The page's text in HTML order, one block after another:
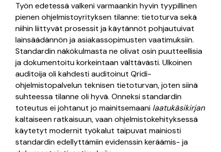
Työn edetessä valkeni varmaankin hyvin tyypillinen
pienen ohjelmistoyrityksen tilanne: tietoturva sekä
niihin liittyvät prosessit ja käytännöt pohjautuivat
lainsäädännön ja asiakassopimusten vaatimuksiin.
Standardin näkökulmasta ne olivat osin puutteellisia
ja dokumentoitu korkeintaan välttävästi. Ulkoinen
auditoija oli kahdesti auditoinut Qridi-
ohjelmistopalvelun teknisen tietoturvan, joten siinä
suhteessa tilanne oli hyvä. Onneksi standardin
toteutus ei johtanut jo mainitsemaani laatukäsikirjan
kaltaiseen ratkaisuun, vaan ohjelmistokehityksessä
käytetyt modernit työkalut taipuvat mainiosti
standardin edellyttämiin evidenssin keräämis- ja